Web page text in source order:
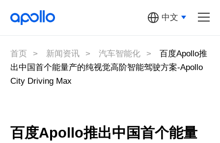
汽车机器人
百度地图
多元汽车机器人
中文
首页 > 新闻资讯 > 汽车智能化 >
百度Apollo推
出中国首个能量产的纯视觉高阶智能驾驶方案-Apollo
City Driving Max
百度Apollo推出中国首个能量